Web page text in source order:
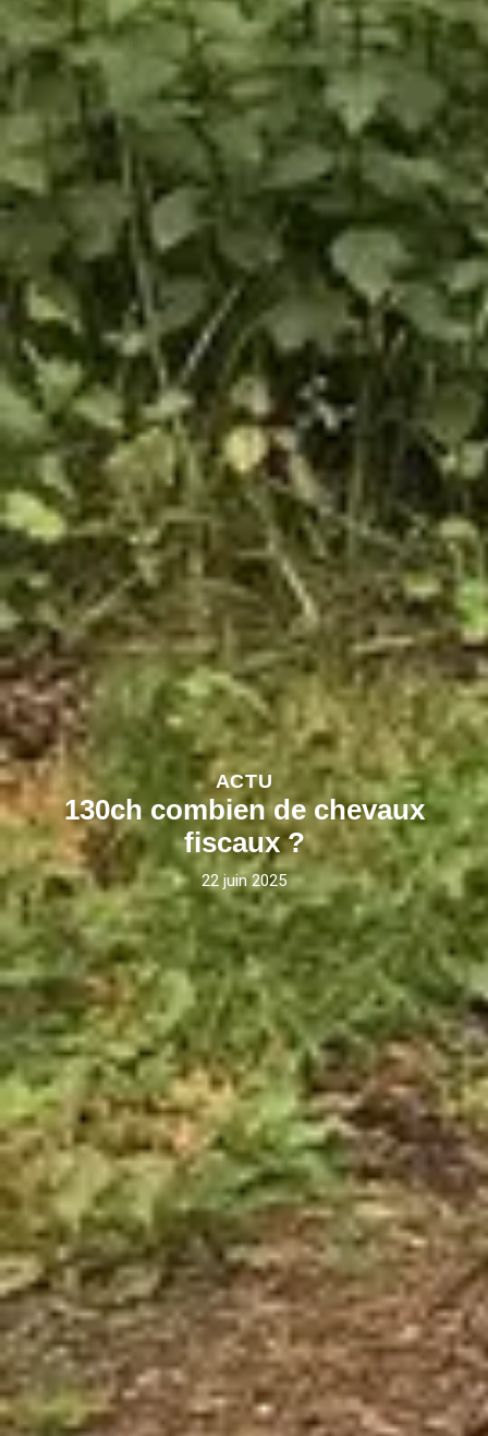
ACTU
130ch combien de chevaux
fiscaux ?
22 juin 2025